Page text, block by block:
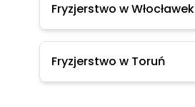
Fryzjerstwo w Włocławek
Fryzjerstwo w Toruń